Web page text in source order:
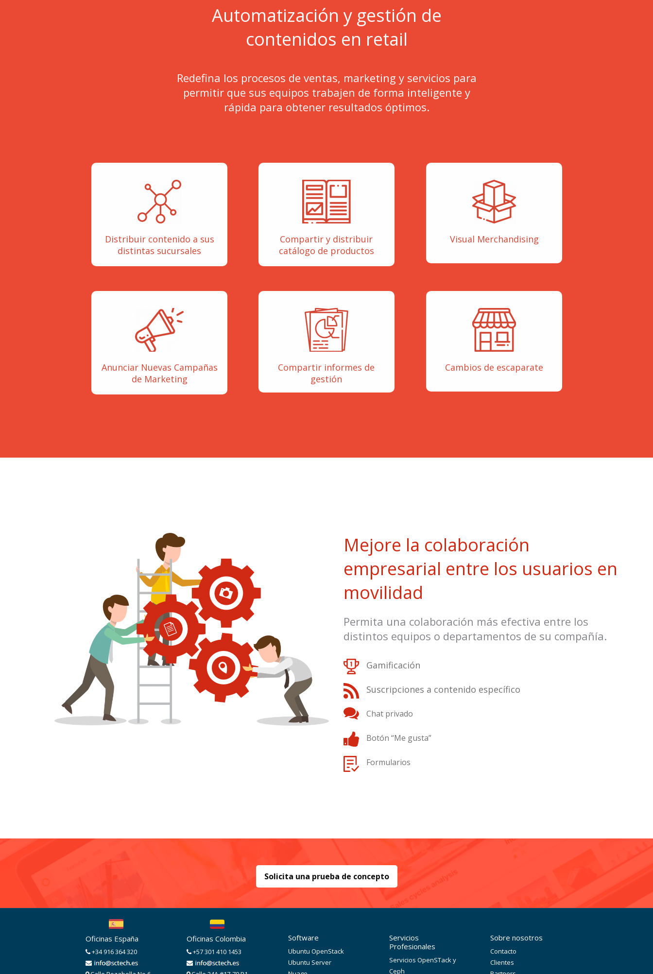
Automatización y gestión de
contenidos en retail
Redefina los procesos de ventas, marketing y servicios para
permitir que sus equipos trabajen de forma inteligente y
rápida para obtener resultados óptimos.
Distribuir contenido a sus
distintas sucursales
Compartir y distribuir
catálogo de productos
Visual Merchandising
Anunciar Nuevas Campañas
de Marketing
Compartir informes de
gestión
Cambios de escaparate
Mejore la colaboración
empresarial entre los usuarios en
movilidad
Permita una colaboración más efectiva entre los
distintos equipos o departamentos de su compañía.
Gamificación
Suscripciones a contenido específico
Chat privado
Botón “Me gusta”
Formularios
Solicita una prueba de concepto
Oficinas España
+34 916 364 320
Oficinas Colombia
+57 301 410 1453
Software
Ubuntu OpenStack
Ubuntu Server
Servicios
Profesionales
Servicios OpenSTack y
Ceph
Sobre nosotros
Contacto
Clientes